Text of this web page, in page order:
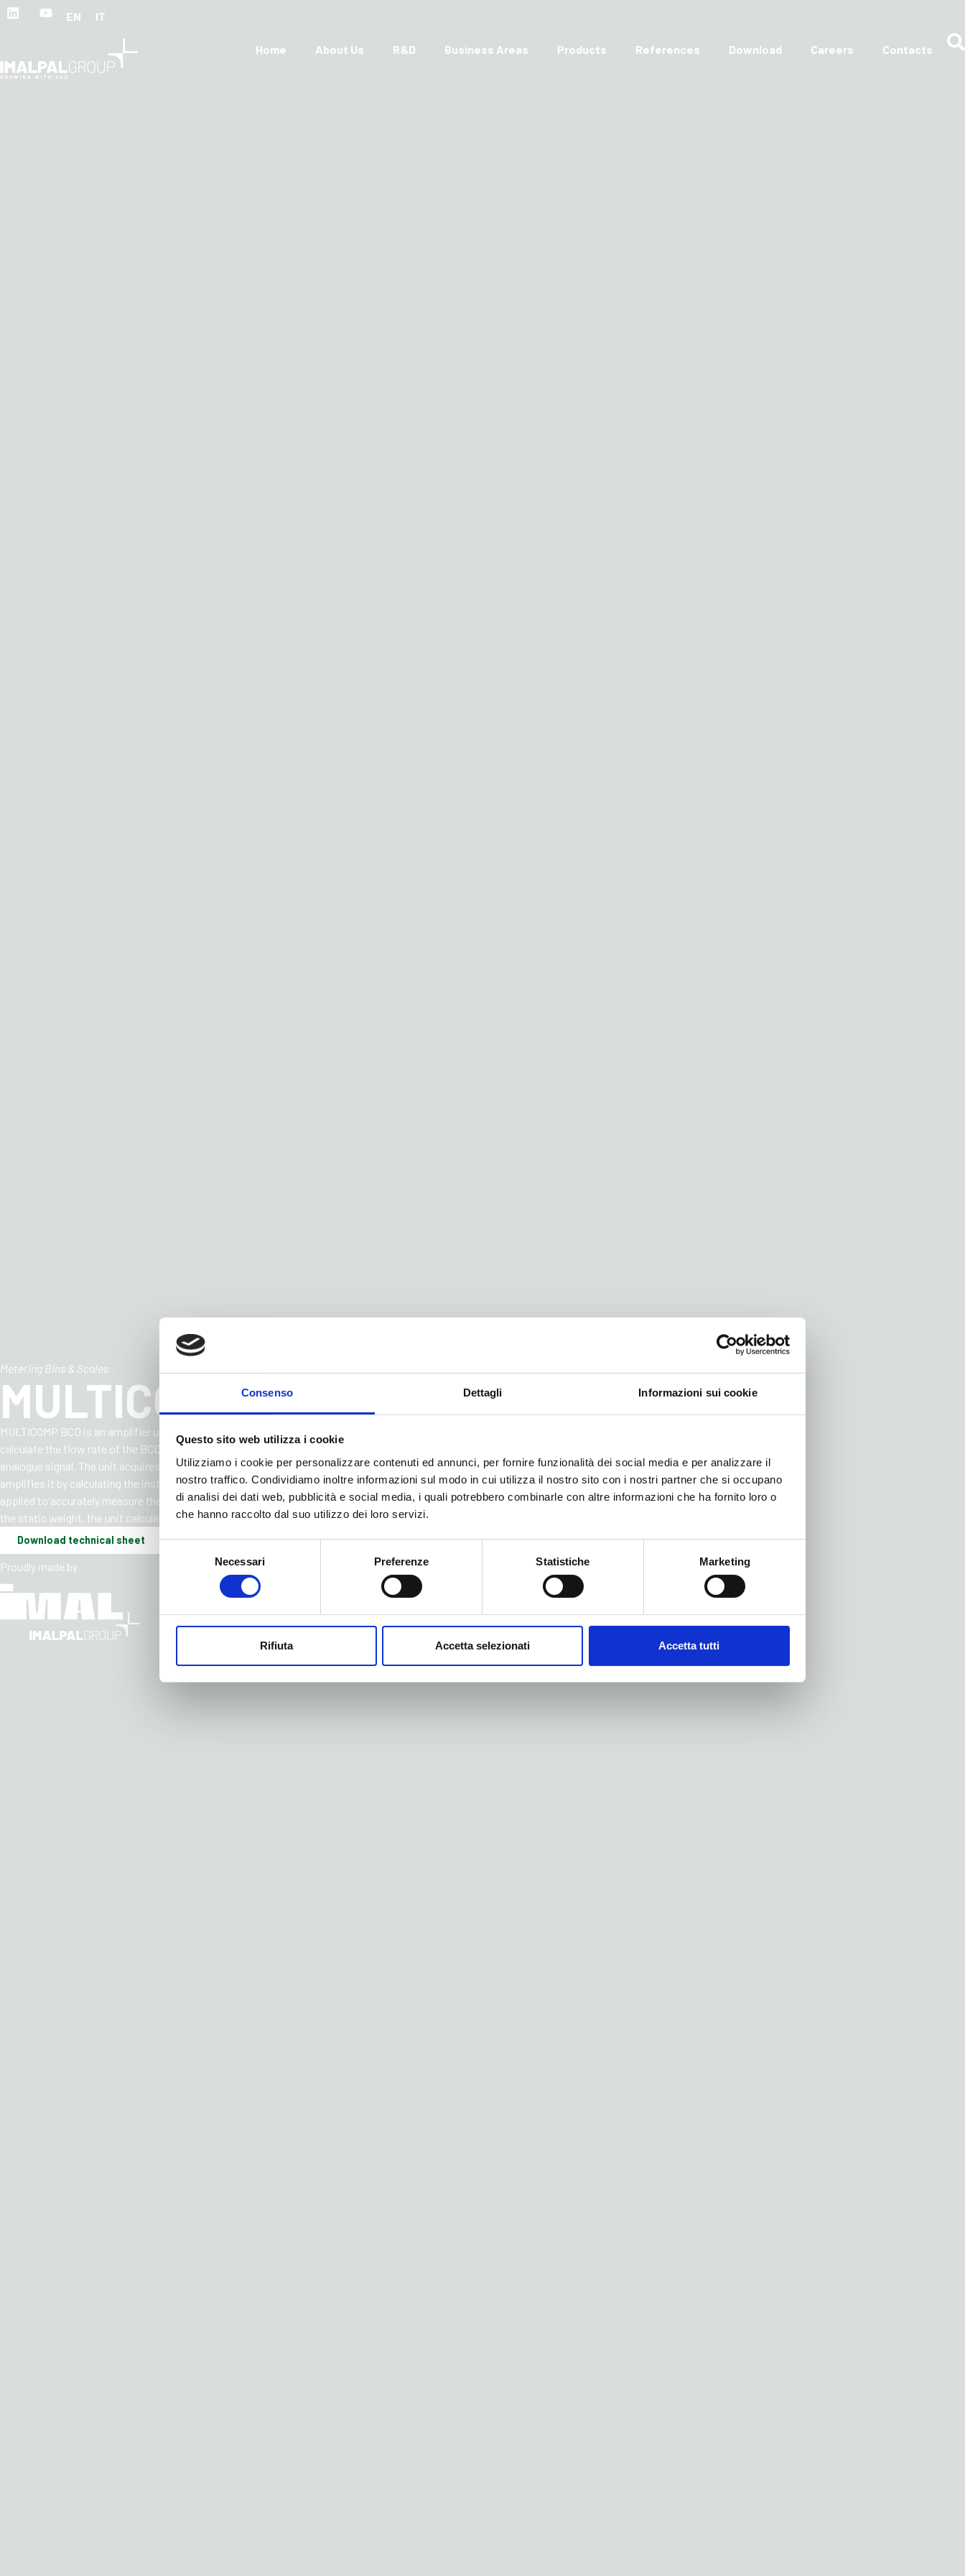
Consenso Dettagli Informazioni sui cookie
Questo sito web utilizza i cookie
Utilizziamo i cookie per personalizzare contenuti ed annunci, per fornire funzionalità dei social media e per analizzare il
nostro traffico. Condividiamo inoltre informazioni sul modo in cui utilizza il nostro sito con i nostri partner che si occupano
di analisi dei dati web, pubblicità e social media, i quali potrebbero combinarle con altre informazioni che ha fornito loro o
che hanno raccolto dal suo utilizzo dei loro servizi.
Necessari Preferenze Statistiche Marketing
Rifiuta Accetta selezionati Accetta tutti
EN IT
Home About Us R&D Business Areas Products References Download Careers Contacts
Metering Bins & Scales
MULTICOMP BCD
MULTICOMP BCD is an amplifier unit that has been designed to amplify the load cell signal and
calculate the flow rate of the BCD scale, making this data available on the display and via a 4-20mA
analogue signal. The unit acquires the signal from the load cell located below the weighing bridge and
amplifies it by calculating the instantaneous static weight of the scale. Furthermore, an encoder is
applied to accurately measure the speed of the weighing scale belt and, by multiplying the speed by
the static weight, the unit calculates the scale flow rate in Kg/min.
Download technical sheet
Proudly made by